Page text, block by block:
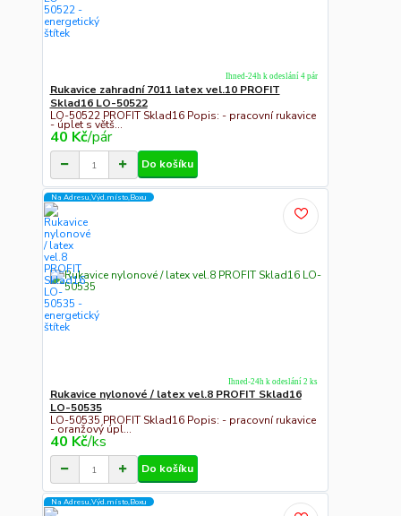
Rukavice zahradní 7011 latex vel.10 PROFIT
Sklad16 LO-50522
LO-50522 PROFIT Sklad16 Popis: - pracovní rukavice
- úplet s větš...
40 Kč/pár
Ihned-24h k odeslání 4 pár
Do košíku
Na Adresu,Výd.místo,Boxu
Rukavice nylonové / latex vel.8 PROFIT Sklad16
LO-50535
LO-50535 PROFIT Sklad16 Popis: - pracovní rukavice
- oranžový úpl...
40 Kč/ks
Ihned-24h k odeslání 2 ks
Do košíku
Na Adresu,Výd.místo,Boxu